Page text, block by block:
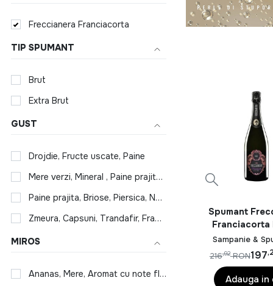
Freccianera Franciacorta
TIP SPUMANT
Brut
Extra Brut
GUST
Drojdie, Fructe uscate, Paine
Mere verzi, Mineral , Paine prajita, Cremos, Citrice, Nuci
Paine prajita, Briose, Piersica, Nectarine, Pere, Bergamota, Portocala, Caisa, Nuci verzi
Zmeura, Capsuni, Trandafir, Fragi, Aciditate placuta, Portocale rosii, Piersica
MIROS
Ananas, Mere, Aromat cu note florale, arome fructate complexe, Citrice, Biscuiti dulci
Spumant
Franciacorta
Brut Rose
Sampanie &
197
216,92 RON
Adauga in